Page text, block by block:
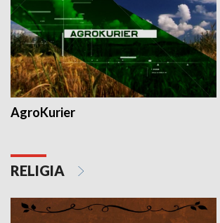
AgroKurier
RELIGIA